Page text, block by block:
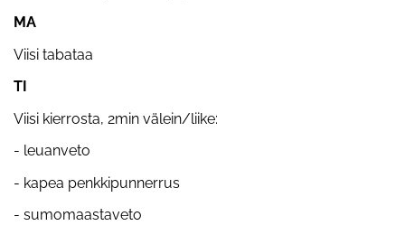
MA
Viisi tabataa
TI
Viisi kierrosta, 2min välein/liike:
- leuanveto
- kapea penkkipunnerrus
- sumomaastaveto